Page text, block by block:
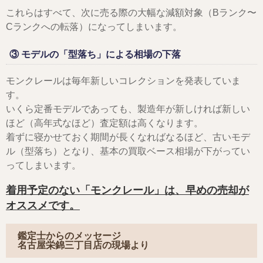
これらはすべて、次に売る際の大幅な減額対象（Bランク〜
Cランクへの転落）になってしまいます。
③ モデルの「型落ち」による相場の下落
モンクレールは毎年新しいコレクションを発表していま
す。
いくら定番モデルであっても、製造年が新しければ新しい
ほど（高年式なほど）査定額は高くなります。
着ずに寝かせておく期間が長くなればなるほど、古いモデ
ル（型落ち）となり、基本の買取ベース相場が下がってい
ってしまいます。
着用予定のない「モンクレール」は、早めの売却が
オススメです。
鑑定士からのメッセージ
名古屋栄錦三丁目店の現場より